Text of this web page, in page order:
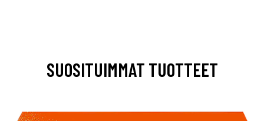
SUOSITUIMMAT TUOTTEET